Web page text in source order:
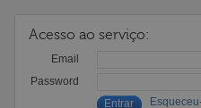
Acesso ao serviço:
Email
Password